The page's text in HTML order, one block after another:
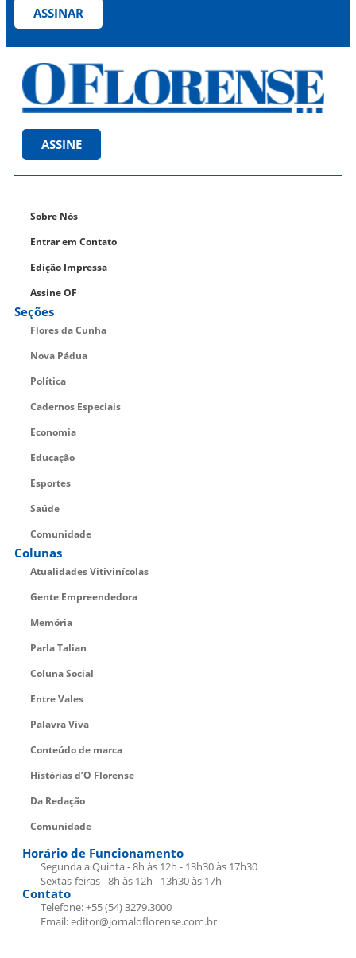
ASSINAR
ASSINE
Sobre Nós
Entrar em Contato
Edição Impressa
Assine OF
Seções
Flores da Cunha
Nova Pádua
Política
Cadernos Especiais
Economia
Educação
Esportes
Saúde
Comunidade
Colunas
Atualidades Vitivinícolas
Gente Empreendedora
Memória
Parla Talian
Coluna Social
Entre Vales
Palavra Viva
Conteúdo de marca
Histórias d’O Florense
Da Redação
Comunidade
Horário de Funcionamento
Segunda a Quinta - 8h às 12h - 13h30 às 17h30
Sextas-feiras - 8h às 12h - 13h30 às 17h
Contato
Telefone: +55 (54) 3279.3000
Email: editor@jornaloflorense.com.br